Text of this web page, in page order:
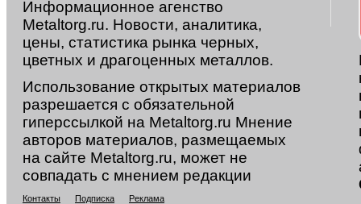
Информационное агенство
Metaltorg.ru. Новости, аналитика,
цены, статистика рынка черных,
цветных и драгоценных металлов.
Использование открытых материалов
разрешается с обязательной
гиперссылкой на Metaltorg.ru Мнение
авторов материалов, размещаемых
на сайте Metaltorg.ru, может не
совпадать с мнением редакции
Контакты Подписка Реклама